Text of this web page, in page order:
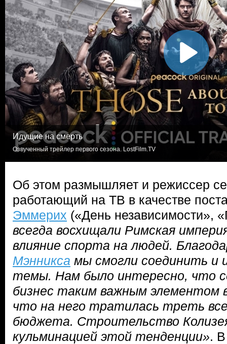
Идущие на смерть
Озвученный трейлер первого сезона. LostFilm.TV
Об этом размышляет и режиссер
работающий на ТВ в качестве
Эммерих («День независимости»,
всегда восхищали Римская
влияние спорта на людей.
Мэнникса мы смогли соединить и
темы. Нам было интересно, что
бизнес таким важным элементом
что на него тратилась треть
бюджета. Строительство
кульминацией этой тенденции».